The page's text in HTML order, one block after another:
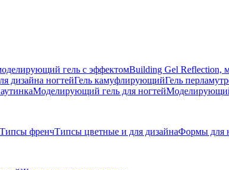
гель с эффектомBuilding Gel Reflection,
дизайна ногтейГель камуфлирующийГель
Моделирующий гель для ногтей
Типсы френчТипсы цветные и для дизайнаФормы для